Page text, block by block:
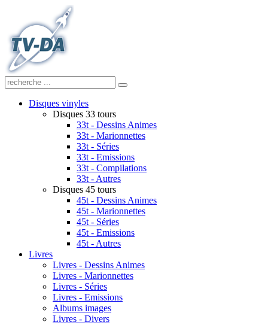
Disques vinyles
Disques 33 tours
33t - Dessins Animes
33t - Marionnettes
33t - Séries
33t - Emissions
33t - Compilations
33t - Autres
Disques 45 tours
45t - Dessins Animes
45t - Marionnettes
45t - Séries
45t - Emissions
45t - Autres
Livres
Livres - Dessins Animes
Livres - Marionnettes
Livres - Séries
Livres - Emissions
Albums images
Livres - Divers